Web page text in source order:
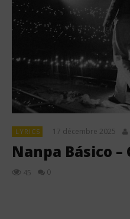
LYRICS 17 décembre 2025
Nanpa Básico
45 0